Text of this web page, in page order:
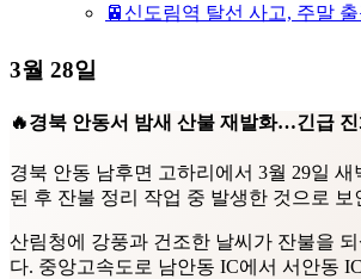
🚈신도림역 탈선 사고, 주말
3월 28일
🔥경북 안동서 밤새 산불 재발화…긴급 진
경북 안동 남후면 고하리에서 3월 29일
된 후 잔불 정리 작업 중 발생한 것으로 보
산림청에 강풍과 건조한 날씨가 잔불을
다. 중앙고속도로 남안동 IC에서 서안동